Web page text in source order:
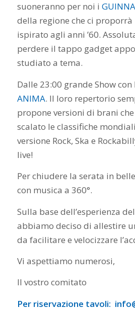
suoneranno per noi i
della regione che ci proporrà
ispirato agli anni ’60.
perdere il tappo gadget
studiato a tema.
Dalle 23:00 grande Show
ANIMA. Il loro repertorio
propone versioni di brani
scalato le classifiche
versione Rock, Ska e
live!
Per chiudere la serata in
con musica a 360°.
Sulla base dell’esperienza
abbiamo deciso di allestire
da facilitare e velocizzare
Vi aspettiamo numerosi,
Il vostro comitato
Per riservazione tavoli: